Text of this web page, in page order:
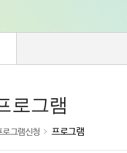
로그램
로그램신청 프로그램